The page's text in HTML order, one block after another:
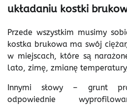
układaniu kostki
Przede wszystkim musimy
kostka brukowa ma swój
w miejscach, które są
lato, zimę, zmianę
Innymi słowy – grunt
odpowiednie